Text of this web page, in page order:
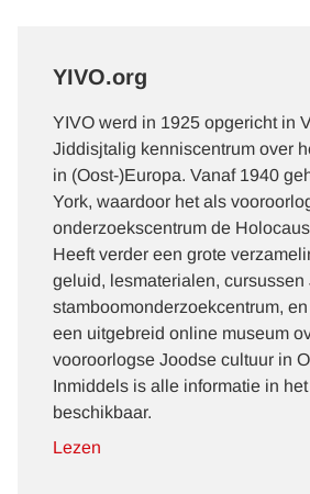
YIVO.org
YIVO werd in 1925 opgericht in
Jiddisjtalig kenniscentrum over
in (Oost-)Europa. Vanaf 1940
York, waardoor het als
onderzoekscentrum de
Heeft verder een grote
geluid, lesmaterialen, cursussen
stamboomonderzoekcentrum, en
een uitgebreid online museum
vooroorlogse Joodse cultuur in
Inmiddels is alle informatie in
beschikbaar.
Lezen